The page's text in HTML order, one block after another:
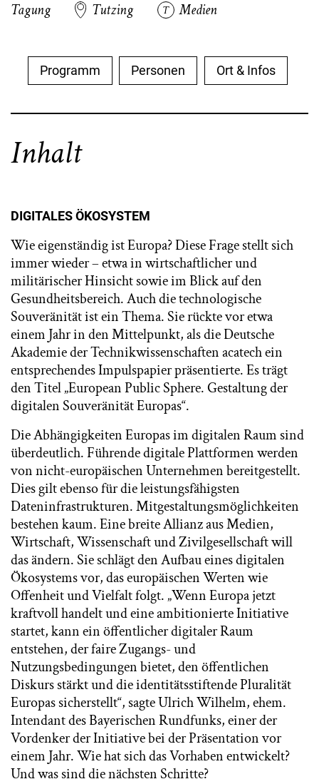
Tagung Tutzing Medien
Programm Personen Ort & Infos
Inhalt
DIGITALES ÖKOSYSTEM
Wie eigenständig ist Europa? Diese Frage stellt sich
immer wieder – etwa in wirtschaftlicher und
militärischer Hinsicht sowie im Blick auf den
Gesundheitsbereich. Auch die technologische
Souveränität ist ein Thema. Sie rückte vor etwa
einem Jahr in den Mittelpunkt, als die Deutsche
Akademie der Technikwissenschaften acatech ein
entsprechendes Impulspapier präsentierte. Es trägt
den Titel „European Public Sphere. Gestaltung der
digitalen Souveränität Europas“.
Die Abhängigkeiten Europas im digitalen Raum sind
überdeutlich. Führende digitale Plattformen werden
von nicht-europäischen Unternehmen bereitgestellt.
Dies gilt ebenso für die leistungsfähigsten
Dateninfrastrukturen. Mitgestaltungsmöglichkeiten
bestehen kaum. Eine breite Allianz aus Medien,
Wirtschaft, Wissenschaft und Zivilgesellschaft will
das ändern. Sie schlägt den Aufbau eines digitalen
Ökosystems vor, das europäischen Werten wie
Offenheit und Vielfalt folgt. „Wenn Europa jetzt
kraftvoll handelt und eine ambitionierte Initiative
startet, kann ein öffentlicher digitaler Raum
entstehen, der faire Zugangs- und
Nutzungsbedingungen bietet, den öffentlichen
Diskurs stärkt und die identitätsstiftende Pluralität
Europas sicherstellt“, sagte Ulrich Wilhelm, ehem.
Intendant des Bayerischen Rundfunks, einer der
Vordenker der Initiative bei der Präsentation vor
einem Jahr. Wie hat sich das Vorhaben entwickelt?
Und was sind die nächsten Schritte?